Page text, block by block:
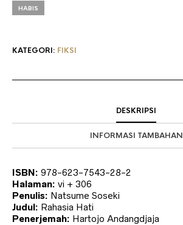
HABIS
KATEGORI: FIKSI
DESKRIPSI
INFORMASI TAMBAHAN
ISBN: 978-623-7543-28-2
Halaman: vi + 306
Penulis: Natsume Soseki
Judul: Rahasia Hati
Penerjemah: Hartojo Andangdjaja